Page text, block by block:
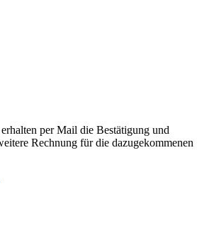
per Mail die Bestätigung und
Rechnung für die dazugekommenen